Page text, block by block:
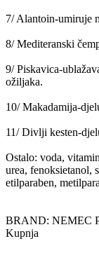
7/ Alantoin-umiruje
8/ Mediteranski
9/ Piskavica-
ožiljaka.
10/ Makadamija-
11/ Divlji kesten-
Ostalo: voda,
urea, fenoksietanol,
etilparaben,
BRAND: NEMEC
Kupnja